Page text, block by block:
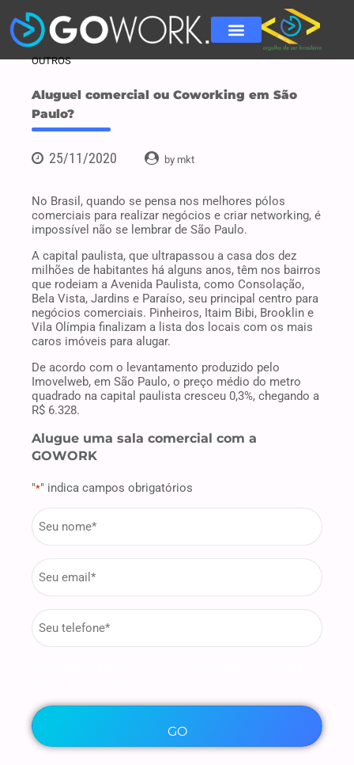
OUTROS
Aluguel comercial ou Coworking em São
Paulo?
25/11/2020 by mkt
No Brasil, quando se pensa nos melhores pólos
comerciais para realizar negócios e criar networking, é
impossível não se lembrar de São Paulo.
A capital paulista, que ultrapassou a casa dos dez
milhões de habitantes há alguns anos, têm nos bairros
que rodeiam a Avenida Paulista, como Consolação,
Bela Vista, Jardins e Paraíso, seu principal centro para
negócios comerciais. Pinheiros, Itaim Bibi, Brooklin e
Vila Olímpia finalizam a lista dos locais com os mais
caros imóveis para alugar.
De acordo com o levantamento produzido pelo
Imovelweb, em São Paulo, o preço médio do metro
quadrado na capital paulista cresceu 0,3%, chegando a
R$ 6.328.
Alugue uma sala comercial com a
GOWORK
"*" indica campos obrigatórios
firstname
Email
phone